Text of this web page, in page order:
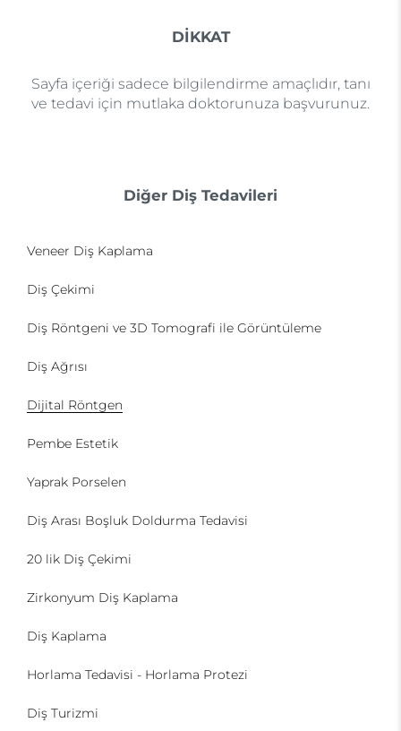
DİKKAT
Sayfa içeriği sadece bilgilendirme amaçlıdır, tanı
ve tedavi için mutlaka doktorunuza başvurunuz.
Diğer Diş Tedavileri
Veneer Diş Kaplama
Diş Çekimi
Diş Röntgeni ve 3D Tomografi ile Görüntüleme
Diş Ağrısı
Dijital Röntgen
Pembe Estetik
Yaprak Porselen
Diş Arası Boşluk Doldurma Tedavisi
20 lik Diş Çekimi
Zirkonyum Diş Kaplama
Diş Kaplama
Horlama Tedavisi - Horlama Protezi
Diş Turizmi